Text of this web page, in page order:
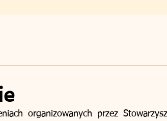
organizowanych przez